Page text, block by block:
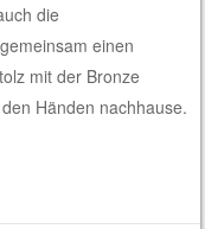
die
einen
mit der Bronze
Händen nachhause.